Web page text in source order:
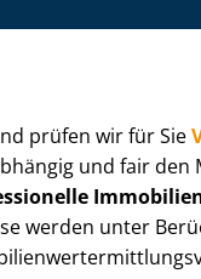
prüfen wir für Sie
und fair
werden unter